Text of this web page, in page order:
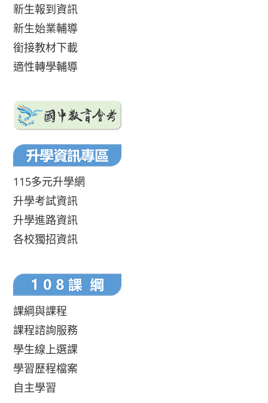
新生報到資訊
新生始業輔導
銜接教材下載
適性轉學輔導
115多元升學網
升學考試資訊
升學進路資訊
各校獨招資訊
課綱與課程
課程諮詢服務
學生線上選課
學習歷程檔案
自主學習